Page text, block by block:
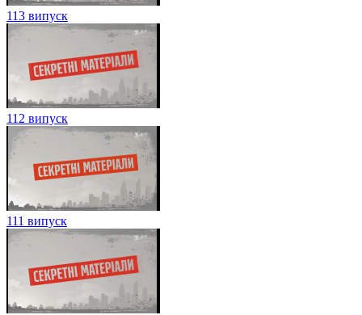
113 випуск
112 випуск
111 випуск